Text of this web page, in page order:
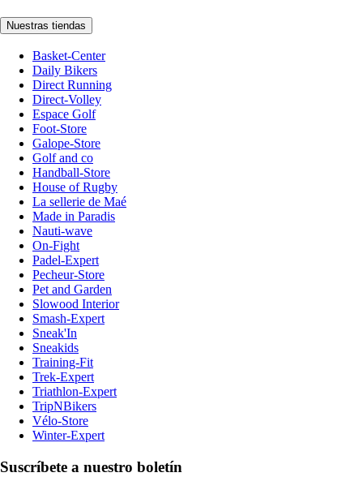
Nuestras tiendas
Basket-Center
Daily Bikers
Direct Running
Direct-Volley
Espace Golf
Foot-Store
Galope-Store
Golf and co
Handball-Store
House of Rugby
La sellerie de Maé
Made in Paradis
Nauti-wave
On-Fight
Padel-Expert
Pecheur-Store
Pet and Garden
Slowood Interior
Smash-Expert
Sneak'In
Sneakids
Training-Fit
Trek-Expert
Triathlon-Expert
TripNBikers
Vélo-Store
Winter-Expert
Suscríbete a nuestro boletín